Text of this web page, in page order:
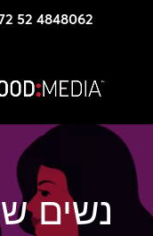
52 4848062
נשים